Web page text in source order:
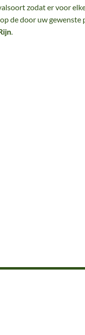
zodat er voor
de door uw gewenste
.